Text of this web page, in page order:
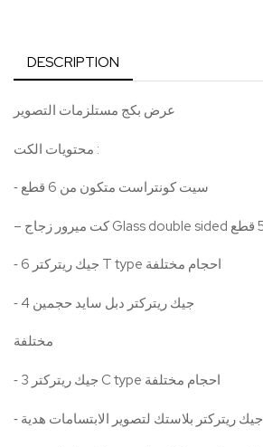
DESCRIPTION
عرض بكج مستلزمات التصوير
محتويات الكت :
⁃ سيت كونتراست متكون من 6 قطع
⁃ 6 جيك ريتركتر T type احجام مختلفة
⁃ 4 جيك ريتركتر دبل سايد حجمين
مختلفة
⁃ 3 جيك ريتركتر C type احجام مختلفة
⁃ جيك ريتركتر بلاستك لتصوير الابتسامات هدية